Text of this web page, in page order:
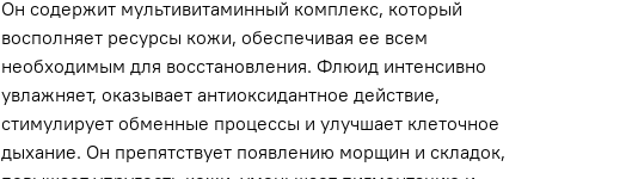
Он содержит мультивитаминный комплекс, который
восполняет ресурсы кожи, обеспечивая ее всем
необходимым для восстановления. Флюид интенсивно
увлажняет, оказывает антиоксидантное действие,
стимулирует обменные процессы и улучшает клеточное
дыхание. Он препятствует появлению морщин и складок,